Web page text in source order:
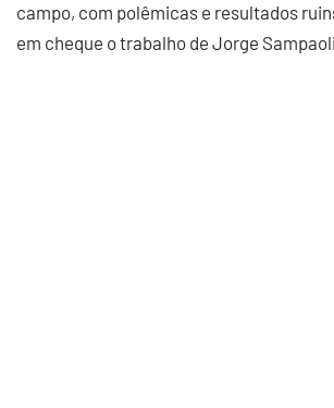
campo, com polêmicas e resultados
em cheque o trabalho de Jorge